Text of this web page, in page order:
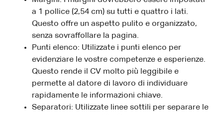
a 1 pollice (2,54 cm) su tutti e quattro i lati.
Questo offre un aspetto pulito e organizzato,
senza sovraffollare la pagina.
Punti elenco: Utilizzate i punti elenco per
evidenziare le vostre competenze e esperienze.
Questo rende il CV molto più leggibile e
permette al datore di lavoro di individuare
rapidamente le informazioni chiave.
Separatori: Utilizzate linee sottili per separare le